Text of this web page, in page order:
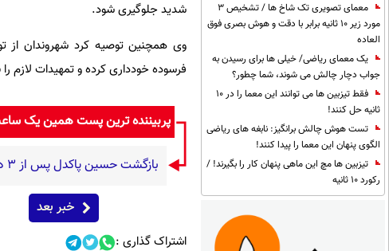
معمای تصویری تک شاخ ها / تشخیص 3
مورد زیر 10 ثانیه برابر با دقت و هوش بصری فوق
العاده
یک معمای ریاضی/ خیلی ها برای رسیدن به
جواب دچار چالش می شوند، شما چطور؟
فقط تیزبین ها می توانند این معما را در 10
ثانیه حل کنند!
تست هوش چالش برانگیز: نابغه های ریاضی
الگوی پنهان این معما را پیدا کنند!
تیزبین ها مچ این ماهی پنهان کار را بگیرند! /
رکورد 10 ثانیه
شدید جلوگیری شود.
وی همچنین توصیه کرد شهروندان از
فرسوده خودداری کرده و تمهیدات
پربیننده ترین پست همین یک
بازگشت حسین پاکدل پس از ۳ دهه به اجرا با برنامه «هزار داستان»
خبر بعد
اشتراک گذاری :